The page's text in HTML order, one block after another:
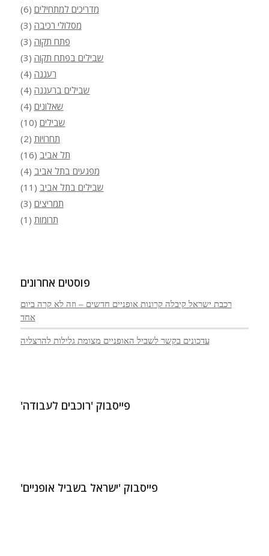
מדריכים למתחילים (6)
מסלולי רכיבה (3)
פתח תקוה (3)
שבילים בפתח תקוה (3)
רעננה (4)
שבילים ברעננה (4)
שאלונים (4)
שבילים (10)
תחרויות (2)
תל אביב (16)
מפגעים בתל אביב (4)
שבילים בתל אביב (11)
תמריצים (3)
תרומות (1)
פוסטים אחרונים
רכבת ישראל קיבלה קרונות אופניים חדשים – וזה לא קרה ביום
אחד
עדכונים בקשר לשביל האופניים מצומת גלילות להרצליה
פייסבוק 'רוכבים לעבודה'
פייסבוק 'ישראל בשביל אופניים'